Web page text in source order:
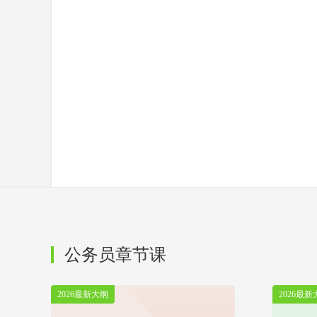
公务员章节课
2026最新大纲 2026最新